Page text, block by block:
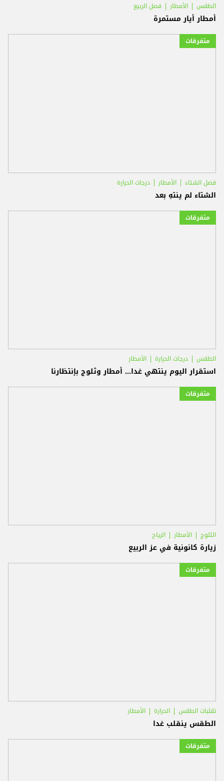
الطقس الأمطار فصل الربيع
أمطار أيار مستمرة
متفرقات
فصل الشتاء الأمطار درجات الحرارة
الشتاء لم ينتهِ بعد
متفرقات
الطقس درجات الحرارة الأمطار
استقرار اليوم ينتهي غدا... أمطار وثلوج بإنتظارنا
متفرقات
الثلوج الأمطار الرياح
زيارة كانونية في عز الربيع
متفرقات
تقلبات الطقس الحرارة الأمطار
الطقس ينقلب غدا
متفرقات